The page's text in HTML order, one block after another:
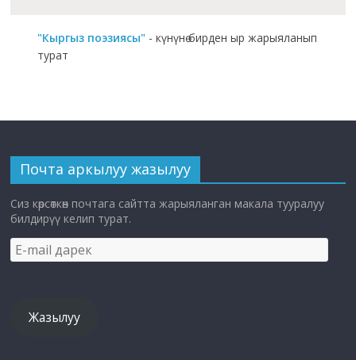
"Кыргыз поэзиясы" - күнүнө бирден ыр жарыяланып
турат
Почта аркылуу жазылуу
Сиз көрсөткөн почтага сайтта жарыяланган макала тууралуу
билдирүү келип турат.
E-
mail
Жазылуу